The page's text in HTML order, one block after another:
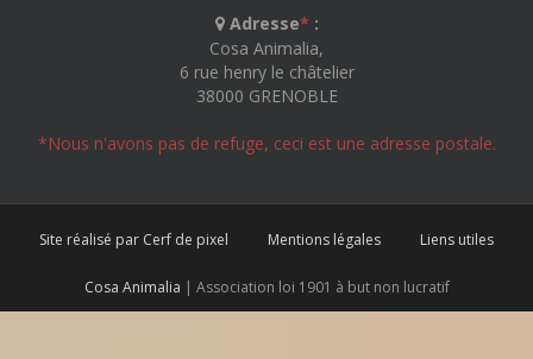
Adresse* :
Cosa Animalia,
6 rue henry le châtelier
38000 GRENOBLE
*Nous n'avons pas de refuge, ceci est une adresse postale.
Site réalisé par Cerf de pixel Mentions légales Liens utiles
Cosa Animalia | Association loi 1901 à but non lucratif